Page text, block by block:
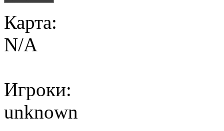
Карта:
N/A
Игроки:
unknown